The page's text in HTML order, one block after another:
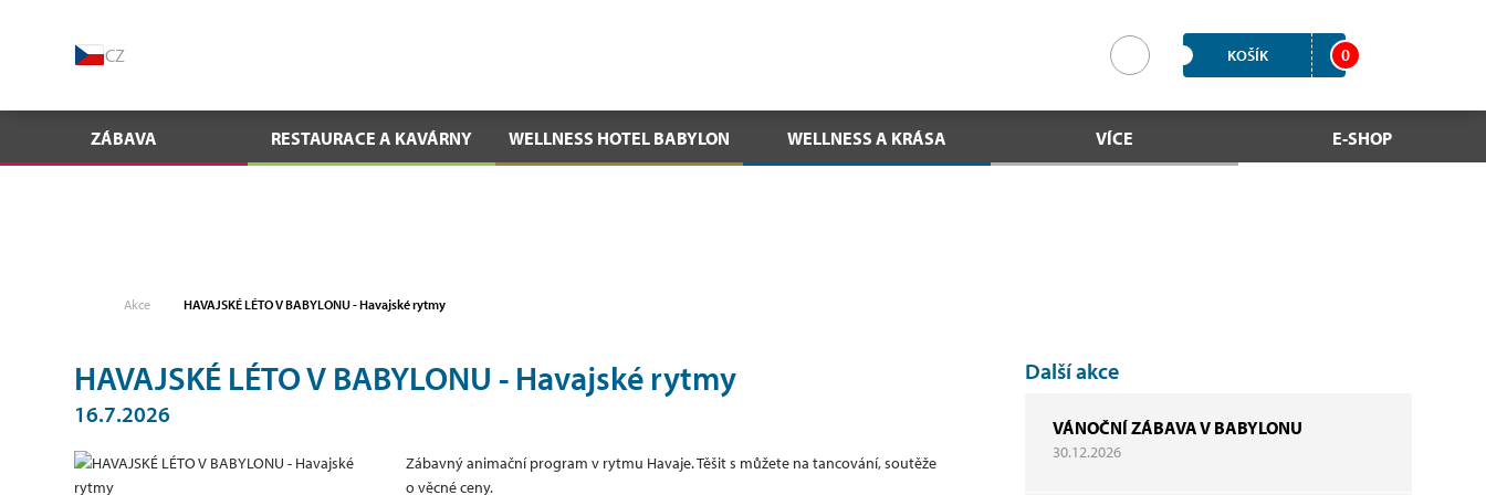
CZ KOŠÍK 0
ZÁBAVA RESTAURACE A KAVÁRNY WELLNESS HOTEL BABYLON WELLNESS A KRÁSA VÍCE E-SHOP
Akce HAVAJSKÉ LÉTO V BABYLONU - Havajské rytmy
HAVAJSKÉ LÉTO V BABYLONU - Havajské rytmy
16.7.2026
Zábavný animační program v rytmu Havaje. Těšit s můžete na tancování, soutěže
o věcné ceny.
Další akce
VÁNOČNÍ ZÁBAVA V BABYLONU
30.12.2026